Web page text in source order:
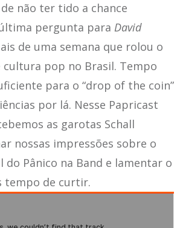
não ter tido a chance
pergunta para David
de uma semana que rolou o
cultura pop no Brasil. Tempo
para o “drop of the coin”
por lá. Nesse Papricast
as garotas Schall
nossas impressões sobre o
do Pânico na Band e lamentar o
tempo de curtir.